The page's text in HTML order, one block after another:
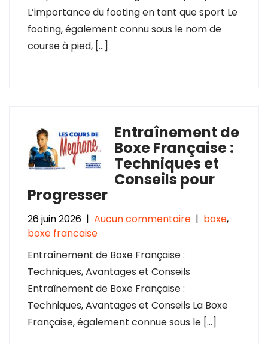
L’importance du footing en tant que sport Le
footing, également connu sous le nom de
course à pied, […]
Entraînement de
Boxe Française :
Techniques et
Conseils pour
Progresser
26 juin 2026 | Aucun commentaire | boxe,
boxe francaise
Entraînement de Boxe Française :
Techniques, Avantages et Conseils
Entraînement de Boxe Française :
Techniques, Avantages et Conseils La Boxe
Française, également connue sous le […]